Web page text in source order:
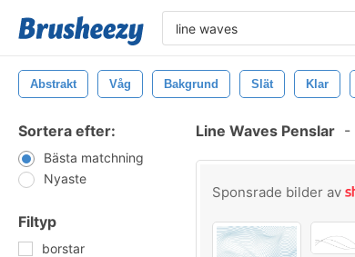
Abstrakt Våg Bakgrund Slät Klar
Sortera efter:
Bästa matchning
Nyaste
Filtyp
borstar
Line Waves Penslar -
Sponsrade bilder av